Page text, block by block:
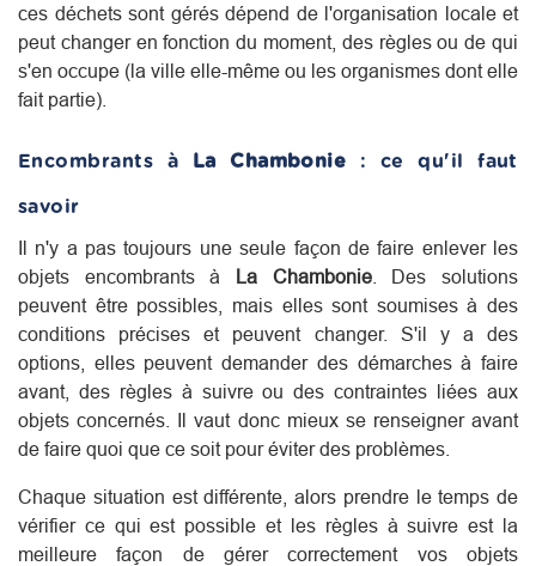
ces déchets sont gérés dépend de l'organisation locale et
peut changer en fonction du moment, des règles ou de qui
s'en occupe (la ville elle-même ou les organismes dont elle
fait partie).
Encombrants à La Chambonie : ce qu'il faut
savoir
Il n'y a pas toujours une seule façon de faire enlever les
objets encombrants à La Chambonie. Des solutions
peuvent être possibles, mais elles sont soumises à des
conditions précises et peuvent changer. S'il y a des
options, elles peuvent demander des démarches à faire
avant, des règles à suivre ou des contraintes liées aux
objets concernés. Il vaut donc mieux se renseigner avant
de faire quoi que ce soit pour éviter des problèmes.
Chaque situation est différente, alors prendre le temps de
vérifier ce qui est possible et les règles à suivre est la
meilleure façon de gérer correctement vos objets